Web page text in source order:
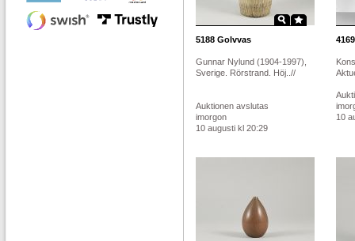
5188 Golvvas
Gunnar Nylund (1904-1997),
Sverige. Rörstrand. Höj..//
Auktionen avslutas
imorgon
10 augusti kl 20:29
4169
10